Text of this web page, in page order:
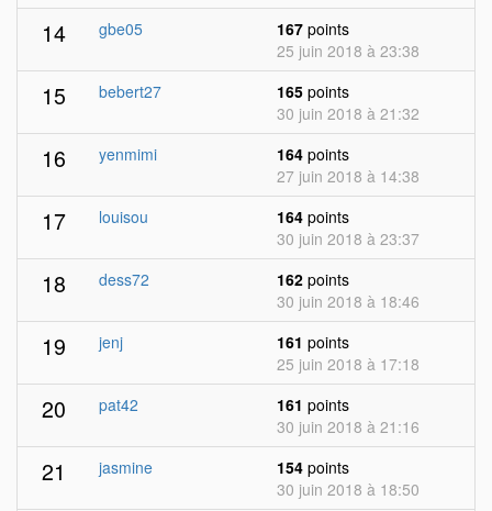
14 gbe05 167 points
25 juin 2018 à 23:38
15 bebert27 165 points
30 juin 2018 à 21:32
16 yenmimi 164 points
27 juin 2018 à 14:38
17 louisou 164 points
30 juin 2018 à 23:37
18 dess72 162 points
30 juin 2018 à 18:46
19 jenj 161 points
25 juin 2018 à 17:18
20 pat42 161 points
30 juin 2018 à 21:16
21 jasmine 154 points
30 juin 2018 à 18:50